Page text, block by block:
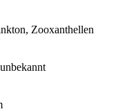
Zooxanthellen